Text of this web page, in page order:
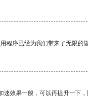
程序已经为我们带来了无限的
速效果一般，可以再提升一下，